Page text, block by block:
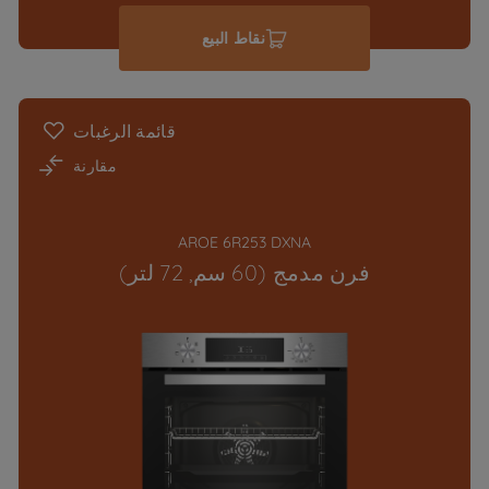
نقاط البيع
قائمة الرغبات
مقارنة
AROE 6R253 DXNA
فرن مدمج (60 سم, 72 لتر)